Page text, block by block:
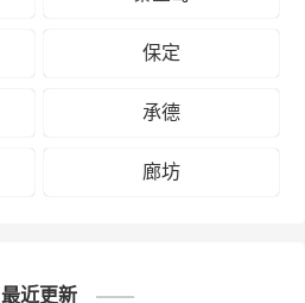
保定
承德
廊坊
最近更新